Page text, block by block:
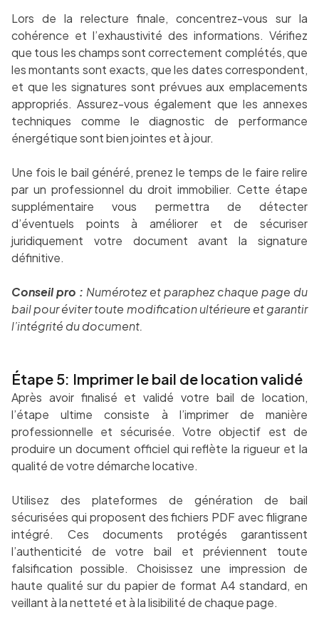
Lors de la relecture finale, concentrez-vous sur la
cohérence et l’exhaustivité des informations. Vérifiez
que tous les champs sont correctement complétés, que
les montants sont exacts, que les dates correspondent,
et que les signatures sont prévues aux emplacements
appropriés. Assurez-vous également que les annexes
techniques comme le diagnostic de performance
énergétique sont bien jointes et à jour.
Une fois le bail généré, prenez le temps de le faire relire
par un professionnel du droit immobilier. Cette étape
supplémentaire vous permettra de détecter
d’éventuels points à améliorer et de sécuriser
juridiquement votre document avant la signature
définitive.
Conseil pro : Numérotez et paraphez chaque page du
bail pour éviter toute modification ultérieure et garantir
l’intégrité du document.
Étape 5: Imprimer le bail de location validé
Après avoir finalisé et validé votre bail de location,
l’étape ultime consiste à l’imprimer de manière
professionnelle et sécurisée. Votre objectif est de
produire un document officiel qui reflète la rigueur et la
qualité de votre démarche locative.
Utilisez des plateformes de génération de bail
sécurisées qui proposent des fichiers PDF avec filigrane
intégré. Ces documents protégés garantissent
l’authenticité de votre bail et préviennent toute
falsification possible. Choisissez une impression de
haute qualité sur du papier de format A4 standard, en
veillant à la netteté et à la lisibilité de chaque page.